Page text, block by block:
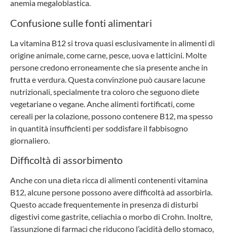
anemia megaloblastica.
Confusione sulle fonti alimentari
La vitamina B12 si trova quasi esclusivamente in alimenti di
origine animale, come carne, pesce, uova e latticini. Molte
persone credono erroneamente che sia presente anche in
frutta e verdura. Questa convinzione può causare lacune
nutrizionali, specialmente tra coloro che seguono diete
vegetariane o vegane. Anche alimenti fortificati, come
cereali per la colazione, possono contenere B12, ma spesso
in quantità insufficienti per soddisfare il fabbisogno
giornaliero.
Difficoltà di assorbimento
Anche con una dieta ricca di alimenti contenenti vitamina
B12, alcune persone possono avere difficoltà ad assorbirla.
Questo accade frequentemente in presenza di disturbi
digestivi come gastrite, celiachia o morbo di Crohn. Inoltre,
l’assunzione di farmaci che riducono l’acidità dello stomaco,